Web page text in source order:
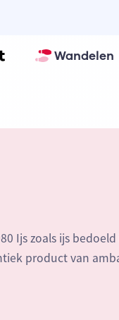
Wandelen
Ijs zoals ijs
product van